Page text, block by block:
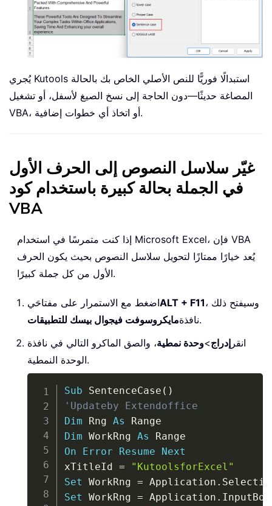
يُجري Kutools استبدالًا فوريًّا للنص الأصلي الخاص بك بالحالة
المصاغة حديثًا—دون الحاجة إلى نسخ الصيغ لأسفل، أو تشغيل
VBA، أو اتخاذ أي خطوات إضافية.
غيّر سلاسل النصوص إلى الحرف الأول
في الجملة بحالة كبيرة باستخدام كود
VBA
إذا كنت متمرسًا في استخدام Microsoft Excel، فإن VBA
يُعد خيارًا ممتازًا لتحويل سلاسل النصوص بحيث يكون الحرف
الأول من كل جملة كبيرًا.
اضغط مع الاستمرار على مفتاحَيALT + F11، وسيفتح ذلك
نافذةمايكروسوفت فيجوال بيسك للتطبيقات
.
انقر إدراج>وحدة نمطية، والصق الماكرو التالي في نافذة
الوحدة النمطية.
Sub SentenceCase ( )
'Updateby Extendoffice
Dim Rng As
Dim WorkRng As
On
Error Resume
Next
xTitleId =
"KutoolsforExcel"
Set WorkRng = Application .
Set WorkRng = Application . InputBox